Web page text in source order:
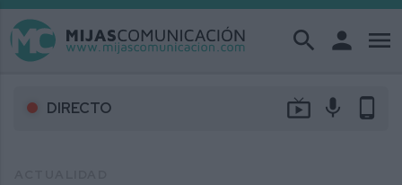
search person menu
DIRECTO live_tv mic phone_android